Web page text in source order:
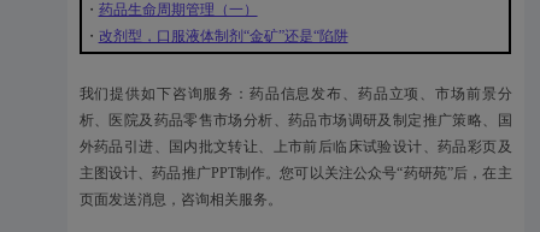
・ 药品生命周期管理（一）
・ 改剂型，口服液体制剂“金矿”还是“陷阱
我们提供如下咨询服务：药品信息发布、药品立项、市场前景分
析、医院及药品零售市场分析、药品市场调研及制定推广策略、国
外药品引进、国内批文转让、上市前后临床试验设计、药品彩页及
主图设计、药品推广PPT制作。您可以关注公众号“药研苑”后，在主
页面发送消息，咨询相关服务。